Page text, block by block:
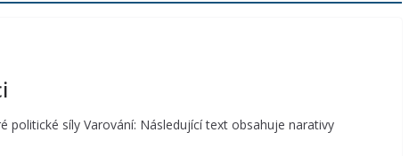
síly Varování: Následující text obsahuje narativy